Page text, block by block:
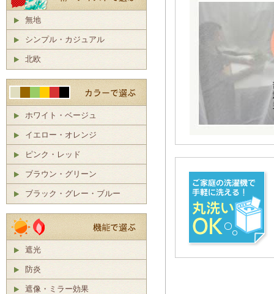
無地
シンプル・カジュアル
北欧
ホワイト・ベージュ
イエロー・オレンジ
ピンク・レッド
ブラウン・グリーン
ブラック・グレー・ブルー
遮光
防炎
遮像・ミラー効果